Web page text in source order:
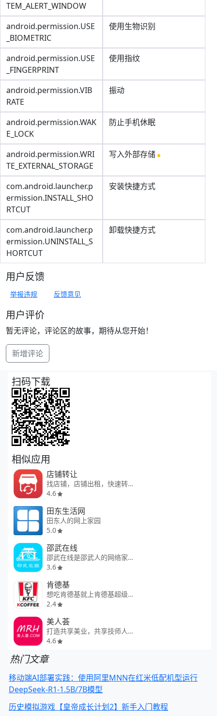
TEM_ALERT_WINDOW
android.permission.USE
_BIOMETRIC
使用生物识别
android.permission.USE
_FINGERPRINT
使用指纹
android.permission.VIB
RATE
振动
android.permission.WAK
E_LOCK
防止手机休眠
android.permission.WRI
TE_EXTERNAL_STORAGE
写入外部存储
com.android.launcher.p
ermission.INSTALL_SHO
RTCUT
安装快捷方式
com.android.launcher.p
ermission.UNINSTALL_S
HORTCUT
卸载快捷方式
用户反馈
举报违规 反馈意见
用户评价
暂无评论，评论区的故事，期待从您开始！
新增评论
扫码下载
相似应用
店铺转让
找店铺，店铺出租，快速转店
4.6
田东生活网
田东人的网上家园
5.0
邵武在线
邵武在线是邵武人的网络家园
3.6
肯德基
想吃肯德基就上肯德基超级APP
2.4
美人荟
打造共享美业，共享技师人才
4.6
热门文章
移动端AI部署实践：使用阿里MNN在红米低配机型运行
DeepSeek-R1-1.5B/7B模型
历史模拟游戏【皇帝成长计划2】新手入门教程